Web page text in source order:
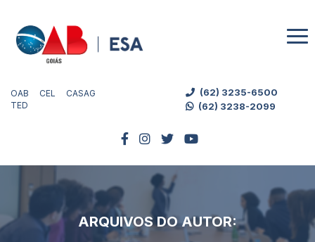
OAB CEL
CASAG
TED
(62) 3235-6500
(62) 3238-2099
ARQUIVOS DO AUTOR: